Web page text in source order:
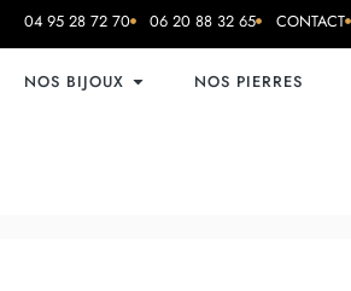
04 95 28 72 70 06 20 88 32 65 CONTACT
NOS BIJOUX NOS PIERRES